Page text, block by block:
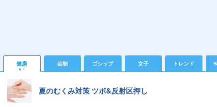
健康 芸能 ゴシップ 女子 トレンド
夏のむくみ対策 ツボ&反射区押し